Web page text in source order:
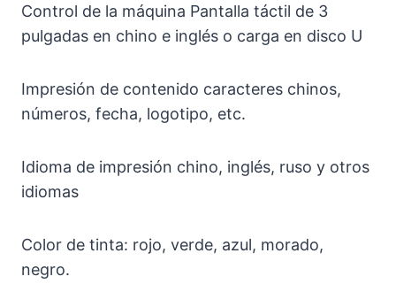
Control de la máquina Pantalla táctil de 3
pulgadas en chino e inglés o carga en disco U
Impresión de contenido caracteres chinos,
números, fecha, logotipo, etc.
Idioma de impresión chino, inglés, ruso y otros
idiomas
Color de tinta: rojo, verde, azul, morado,
negro.